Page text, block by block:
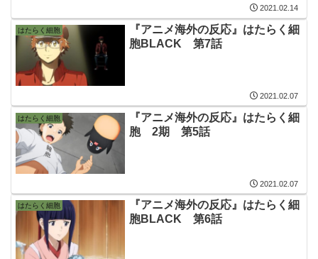
2021.02.14
はたらく細胞
『アニメ海外の反応』はたらく細
胞BLACK 第7話
2021.02.07
はたらく細胞
『アニメ海外の反応』はたらく細
胞 2期 第5話
2021.02.07
はたらく細胞
『アニメ海外の反応』はたらく細
胞BLACK 第6話